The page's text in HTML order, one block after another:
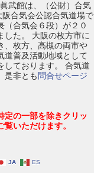
眞武館は、（公財）合気
合気会公認合気道場で
（合気会６段）が２０
した。 大阪の枚方市に
、枚方、高槻の両市や
道普及活動地域として
しております。 合気道
是非とも 問合せページ
定の一部を除きクリッ
いただけます。
JA ES